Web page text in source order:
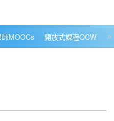
師MOOCs 開放式課程OCW